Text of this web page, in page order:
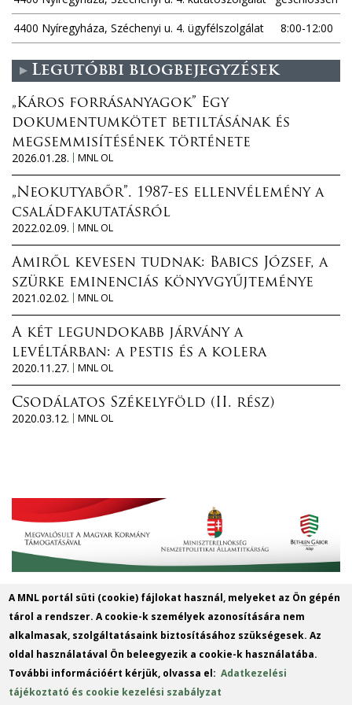
4400 Nyíregyháza, Széchenyi u. 4. ügyfélszolgálat
8:00-12:00
Legutóbbi blogbejegyzések
„Káros forrásanyagok” Egy
dokumentumkötet betiltásának és
megsemmisítésének története
2026.01.28.
MNL OL
„Neokutyabőr”. 1987-es ellenvélemény a
családfakutatásról
2022.02.09.
MNL OL
Amiről kevesen tudnak: Babics József, a
szürke eminenciás könyvgyűjteménye
2021.02.02.
MNL OL
A két legundokabb járvány a
levéltárban: a pestis és a kolera
2020.11.27.
MNL OL
Csodálatos Székelyföld (II. rész)
2020.03.12.
MNL OL
MNL Szabolcs-Szatmár-Bereg
Vármegyei Levéltára
Cím: 4400 Nyíregyháza, Széchenyi u. 4.
Telefon: +36 42 414 313
A MNL portál süti (cookie) fájlokat használ, melyeket az Ön gépén
tárol a rendszer. A cookie-k személyek azonosítására nem
alkalmasak, szolgáltatásaink biztosításához szükségesek. Az
oldal használatával Ön beleegyezik a cookie-k használatába.
További információért kérjük, olvassa el:Adatkezelési
tájékoztató és cookie kezelési szabályzat